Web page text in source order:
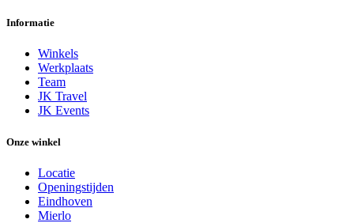
Informatie
Winkels
Werkplaats
Team
JK Travel
JK Events
Onze winkel
Locatie
Openingstijden
Eindhoven
Mierlo